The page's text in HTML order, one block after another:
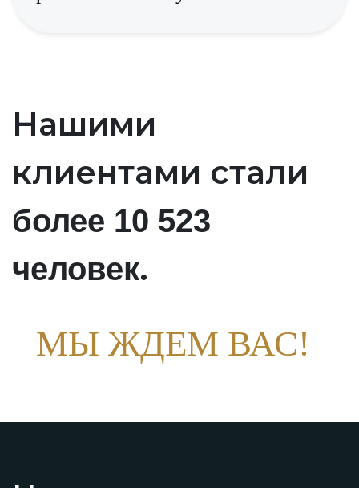
Нашими
клиентами стали
более 10 523
человек.
МЫ ЖДЕМ ВАС!